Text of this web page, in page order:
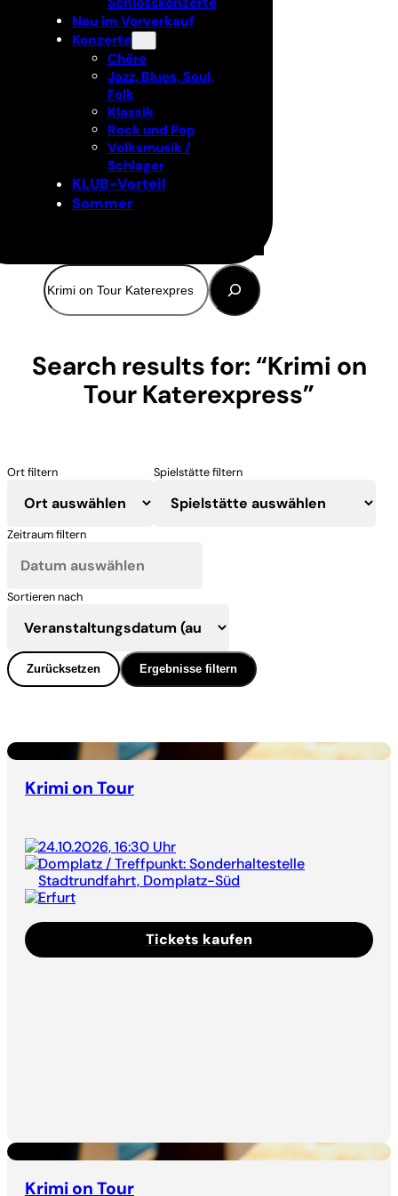
Neu im Vorverkauf
Konzerte
Chöre
Jazz, Blues, Soul,
Folk
Klassik
Rock und Pop
Volksmusik /
Schlager
KLUB-Vorteil
Sommer
Suchen
Search results for: “Krimi on
Tour Katerexpress”
Ort filtern Spielstätte filtern
Zeitraum filtern
Sortieren nach
Zurücksetzen Ergebnisse filtern
Krimi on Tour
24.10.2026, 16:30 Uhr
Domplatz / Treffpunkt: Sonderhaltestelle
Stadtrundfahrt, Domplatz-Süd
Erfurt
Tickets kaufen
Krimi on Tour